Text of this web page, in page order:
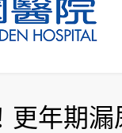
更年期